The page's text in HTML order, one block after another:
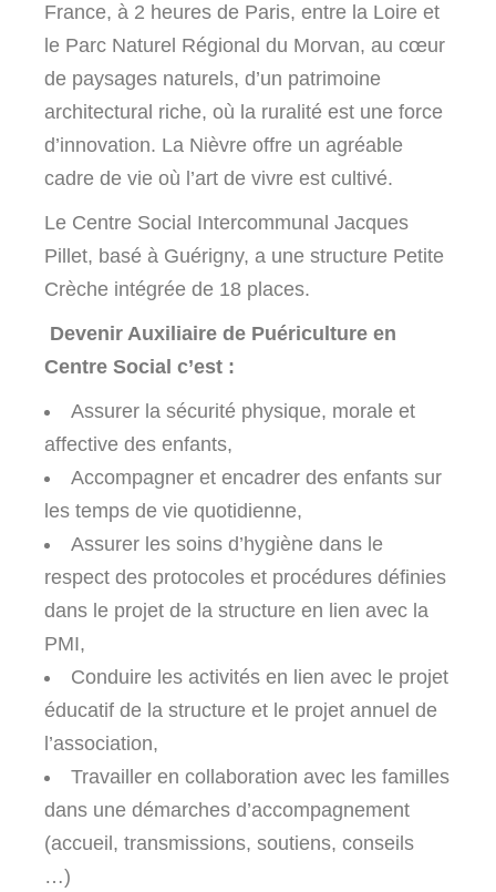
France, à 2 heures de Paris, entre la Loire et
le Parc Naturel Régional du Morvan, au cœur
de paysages naturels, d’un patrimoine
architectural riche, où la ruralité est une force
d’innovation. La Nièvre offre un agréable
cadre de vie où l’art de vivre est cultivé.
Le Centre Social Intercommunal Jacques
Pillet, basé à Guérigny, a une structure Petite
Crèche intégrée de 18 places.
Devenir Auxiliaire de Puériculture en
Centre Social c’est :
Assurer la sécurité physique, morale et
affective des enfants,
Accompagner et encadrer des enfants sur
les temps de vie quotidienne,
Assurer les soins d’hygiène dans le
respect des protocoles et procédures définies
dans le projet de la structure en lien avec la
PMI,
Conduire les activités en lien avec le projet
éducatif de la structure et le projet annuel de
l’association,
Travailler en collaboration avec les familles
dans une démarches d’accompagnement
(accueil, transmissions, soutiens, conseils
…)